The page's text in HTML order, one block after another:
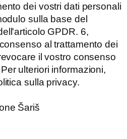
dei vostri dati personali
sulla base del
GPDR. 6,
al trattamento dei
il vostro consenso
ulteriori informazioni,
sulla privacy.
Šariš